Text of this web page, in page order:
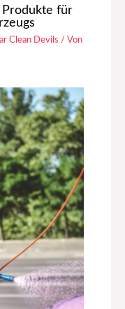
für
Clean Devils / Von